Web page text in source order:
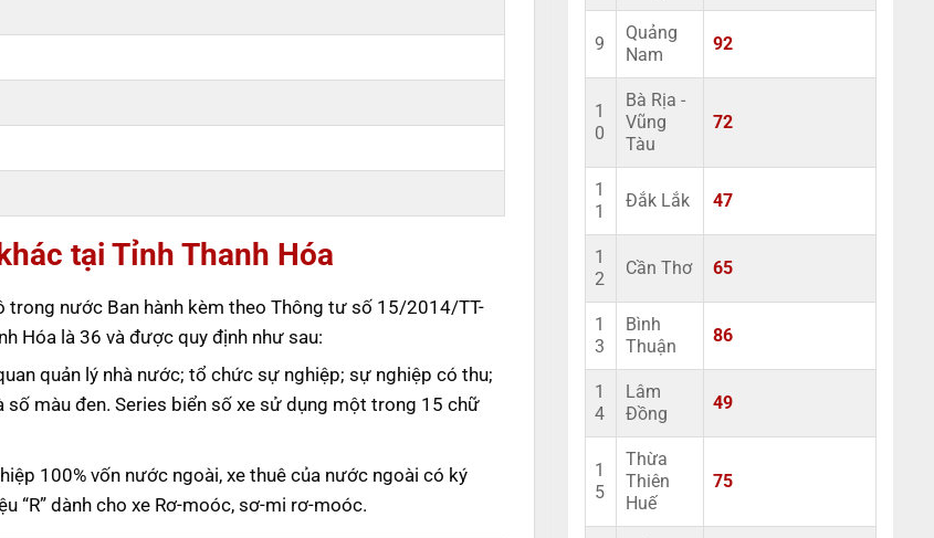
tại Tỉnh Thanh Hóa
trong nước Ban hành kèm theo Thông tư số 15/2014/TT-
Hóa là 36 và được quy định như sau:
quản lý nhà nước; tổ chức sự nghiệp; sự nghiệp có thu;
màu đen. Series biển số xe sử dụng một trong 15 chữ
100% vốn nước ngoài, xe thuê của nước ngoài có ký
“R” dành cho xe Rơ-moóc, sơ-mi rơ-moóc.
9
Quảng
Nam
92
1
0
Bà Rịa -
Vũng
Tàu
72
1
1
Đắk Lắk 47
1
2
Cần Thơ 65
1
3
Bình
Thuận
86
1
4
Lâm
Đồng
49
1
5
Thừa
Thiên
Huế
75